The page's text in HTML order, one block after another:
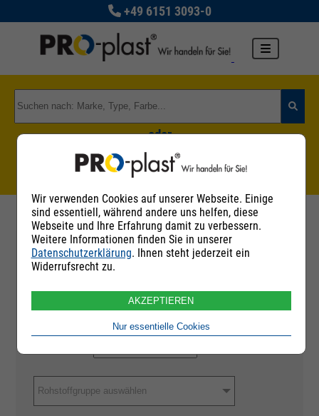
+49 6151 3093-0
oder
Zu den Rohstoffgruppen
Filter
Rohstoffgruppe auswählen
Wir verwenden Cookies auf unserer Webseite. Einige
sind essentiell, während andere uns helfen, diese
Webseite und Ihre Erfahrung damit zu verbessern.
Weitere Informationen finden Sie in unserer
Datenschutzerklärung. Ihnen steht jederzeit ein
Widerrufsrecht zu.
AKZEPTIEREN
Nur essentielle Cookies